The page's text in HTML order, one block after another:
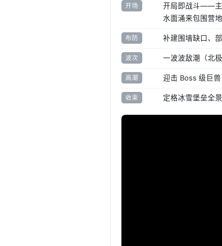
开场
开局即战斗——主
水面涌来包围营
布防 补建围墙缺口、
波次 一波波敌潮（北
高潮 迎击 Boss 级巨
收束 定格冰雪堡垒全